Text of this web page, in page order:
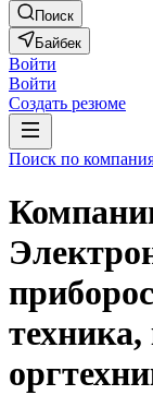
Поиск
Байбек
Войти
Войти
Создать резюме
Поиск по